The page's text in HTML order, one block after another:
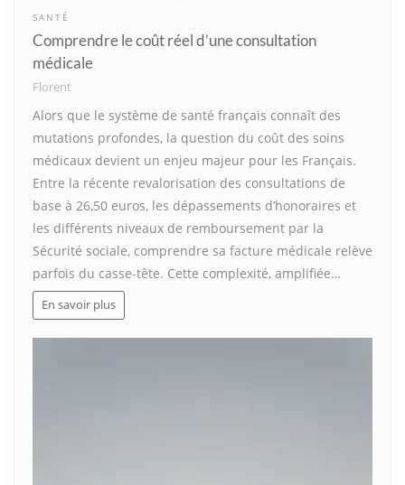
SANTÉ
Comprendre le coût réel d’une consultation
médicale
Florent
Alors que le système de santé français connaît des
mutations profondes, la question du coût des soins
médicaux devient un enjeu majeur pour les Français.
Entre la récente revalorisation des consultations de
base à 26,50 euros, les dépassements d’honoraires et
les différents niveaux de remboursement par la
Sécurité sociale, comprendre sa facture médicale relève
parfois du casse-tête. Cette complexité, amplifiée…
En savoir plus